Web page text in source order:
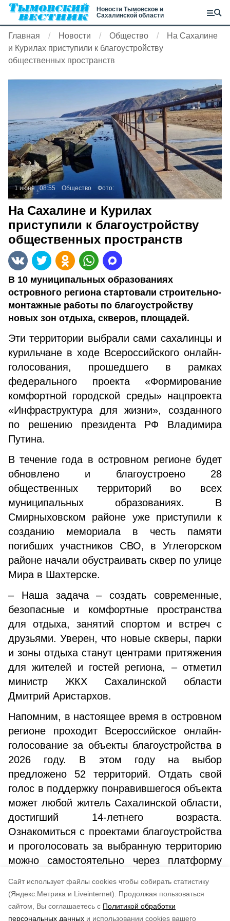
Cайт использует файлы cookies чтобы собирать статистику
(Яндекс.Метрика и Liveinternet).
Продолжая пользоваться
сайтом, Вы соглашаетесь с Политикой обработки
персональных данных и использовании cookies вашего
Новости Тымовское и
Сахалинской области
Главная Новости Общество
На Сахалине
и Курилах приступили к благоустройству
общественных пространств
1 июня , 08:55 Общество Фото:
На Сахалине и Курилах
приступили к благоустройству
общественных пространств
В 10 муниципальных образованиях
островного региона стартовали строительно-
монтажные работы по благоустройству
новых зон отдыха, скверов, площадей.
Эти территории выбрали сами сахалинцы и
курильчане в ходе Всероссийского онлайн-
голосования, прошедшего в рамках
федерального проекта «Формирование
комфортной городской среды» нацпроекта
«Инфраструктура для жизни», созданного
по решению президента РФ Владимира
Путина.
В течение года в островном регионе будет
обновлено и благоустроено 28
общественных территорий во всех
муниципальных образованиях. В
Смирныховском районе уже приступили к
созданию мемориала в честь памяти
погибших участников СВО, в Углегорском
районе начали обустраивать сквер по улице
Мира в Шахтерске.
– Наша задача – создать современные,
безопасные и комфортные пространства
для отдыха, занятий спортом и встреч с
друзьями. Уверен, что новые скверы, парки
и зоны отдыха станут центрами притяжения
для жителей и гостей региона, – отметил
министр ЖКХ Сахалинской области
Дмитрий Аристархов.
Напомним, в настоящее время в островном
регионе проходит Всероссийское онлайн-
голосование за объекты благоустройства в
2026 году. В этом году на выбор
предложено 52 территорий. Отдать свой
голос в поддержку понравившегося объекта
может любой житель Сахалинской области,
достигший 14-летнего возраста.
Ознакомиться с проектами благоустройства
и проголосовать за выбранную территорию
можно самостоятельно через платформу
волонтерам.